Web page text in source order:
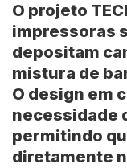
O projeto
impressoras
depositam
mistura de
O design em
necessidade
permitindo
diretamente